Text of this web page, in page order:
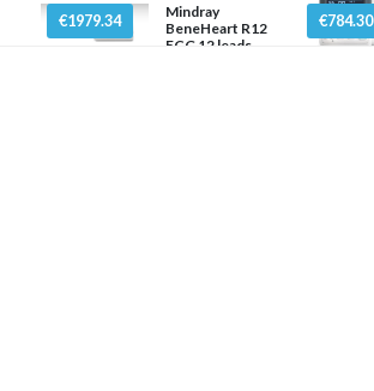
€1979.34
Mindray
BeneHeart R12
ECG 12 leads
€784.30